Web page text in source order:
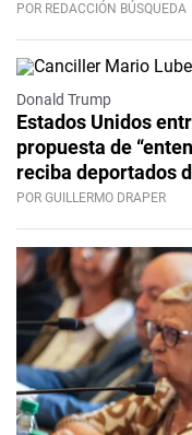
POR REDACCIÓN BÚSQUEDA
Donald Trump
Estados Unidos
propuesta de
reciba deportados
POR GUILLERMO DRAPER